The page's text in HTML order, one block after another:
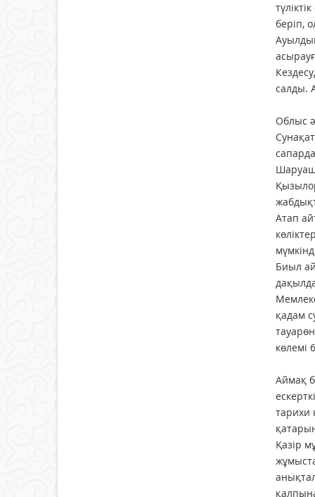
беріп,
салды.
Облыс
Атап
Биыл
қадам
көлемі
Аймақ
тарихи
Қазір